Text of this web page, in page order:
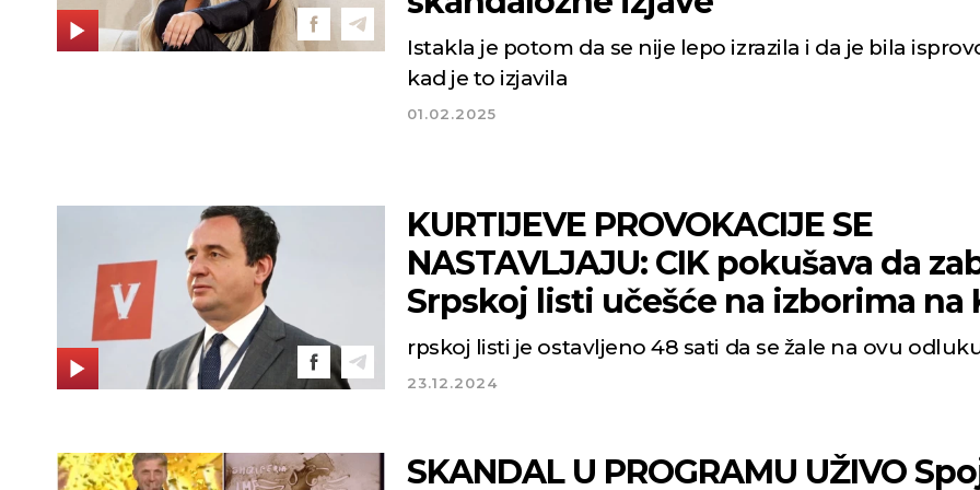
Istakla je potom da se nije lepo izrazila i da je bila
kad je to izjavila
01.02.2025
KURTIJEVE PROVOKACIJE SE
NASTAVLJAJU: CIK pokušava da
Srpskoj listi učešće na izborima na
rpskoj listi je ostavljeno 48 sati da se žale na ovu
23.12.2024
SKANDAL U PROGRAMU UŽIVO
Novi Sad
Min temp: 23
°C
Min temp:
22
°C